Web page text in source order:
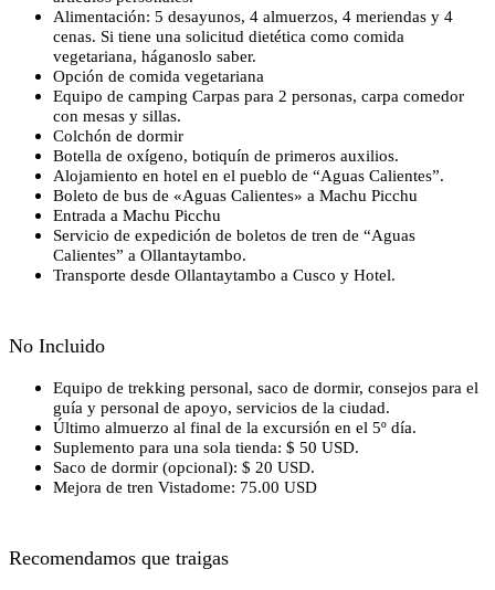
Alimentación: 5 desayunos, 4 almuerzos, 4 meriendas y 4
cenas. Si tiene una solicitud dietética como comida
vegetariana, háganoslo saber.
Opción de comida vegetariana
Equipo de camping Carpas para 2 personas, carpa comedor
con mesas y sillas.
Colchón de dormir
Botella de oxígeno, botiquín de primeros auxilios.
Alojamiento en hotel en el pueblo de “Aguas Calientes”.
Boleto de bus de «Aguas Calientes» a Machu Picchu
Entrada a Machu Picchu
Servicio de expedición de boletos de tren de “Aguas
Calientes” a Ollantaytambo.
Transporte desde Ollantaytambo a Cusco y Hotel.
No Incluido
Equipo de trekking personal, saco de dormir, consejos para el
guía y personal de apoyo, servicios de la ciudad.
Último almuerzo al final de la excursión en el 5º día.
Suplemento para una sola tienda: $ 50 USD.
Saco de dormir (opcional): $ 20 USD.
Mejora de tren Vistadome: 75.00 USD
Recomendamos que traigas